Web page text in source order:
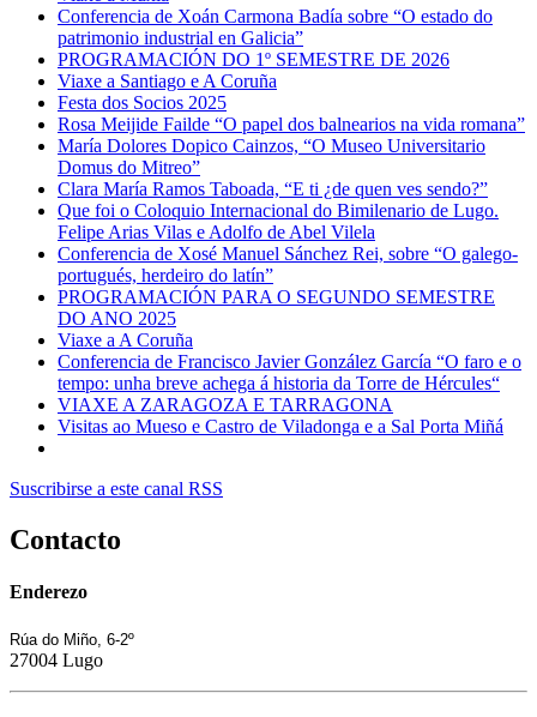
Conferencia de Xoán Carmona Badía sobre “O estado do
patrimonio industrial en Galicia”
PROGRAMACIÓN DO 1º SEMESTRE DE 2026
Viaxe a Santiago e A Coruña
Festa dos Socios 2025
Rosa Meijide Failde “O papel dos balnearios na vida romana”
María Dolores Dopico Cainzos, “O Museo Universitario
Domus do Mitreo”
Clara María Ramos Taboada, “E ti ¿de quen ves sendo?”
Que foi o Coloquio Internacional do Bimilenario de Lugo.
Felipe Arias Vilas e Adolfo de Abel Vilela
Conferencia de Xosé Manuel Sánchez Rei, sobre “O galego-
portugués, herdeiro do latín”
PROGRAMACIÓN PARA O SEGUNDO SEMESTRE
DO ANO 2025
Viaxe a A Coruña
Conferencia de Francisco Javier González García “O faro e o
tempo: unha breve achega á historia da Torre de Hércules“
VIAXE A ZARAGOZA E TARRAGONA
Visitas ao Mueso e Castro de Viladonga e a Sal Porta Miñá
Suscribirse a este canal RSS
Contacto
Enderezo
Rúa do Miño, 6-2º
27004 Lugo